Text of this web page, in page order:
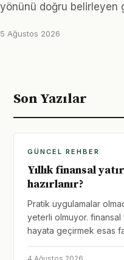
yönünü doğru belirleyen
5 Ağustos 2026
Son Yazılar
GÜNCEL REHBER
Yıllık finansal
hazırlanır?
Pratik uygulamalar
yeterli olmuyor. finansal
hayata geçirmek esas